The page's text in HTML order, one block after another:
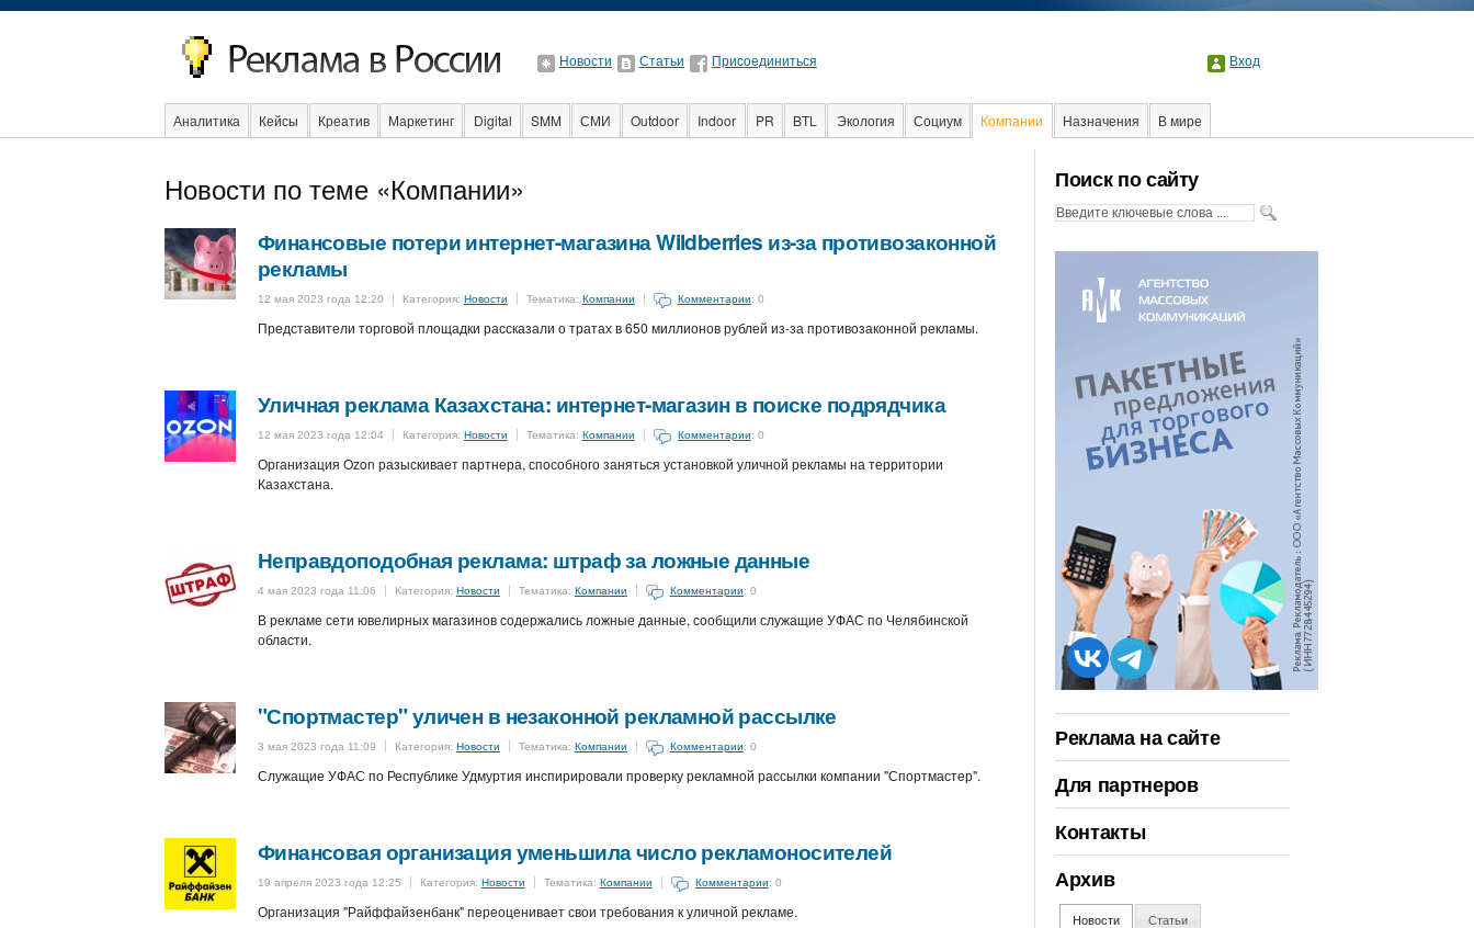
Новости Статьи Присоединиться Вход
Аналитика Кейсы Креатив Маркетинг Digital SMM СМИ Outdoor Indoor PR BTL Экология Социум Компании Назначения
В мире
Социальная реклама
Стартапы Факты Event Интервью Поиск по сайту
Реклама на сайте
Для партнеров
Контакты
Архив
Новости Статьи
Новости по теме «Компании»
Финансовые потери интернет-магазина Wildberries из-за противозаконной
рекламы
12 мая 2023 года 12:20 Категория: Новости Тематика: Компании Комментарии: 0
Представители торговой площадки рассказали о тратах в 650 миллионов рублей из-за противозаконной рекламы.
Уличная реклама Казахстана: интернет-магазин в поиске подрядчика
12 мая 2023 года 12:04 Категория: Новости Тематика: Компании Комментарии: 0
Организация Ozon разыскивает партнера, способного заняться установкой уличной рекламы на территории
Казахстана.
Неправдоподобная реклама: штраф за ложные данные
4 мая 2023 года 11:06 Категория: Новости Тематика: Компании Комментарии: 0
В рекламе сети ювелирных магазинов содержались ложные данные, сообщили служащие УФАС по Челябинской
области.
"Спортмастер" уличен в незаконной рекламной рассылке
3 мая 2023 года 11:09 Категория: Новости Тематика: Компании Комментарии: 0
Служащие УФАС по Республике Удмуртия инспирировали проверку рекламной рассылки компании "Спортмастер".
Финансовая организация уменьшила число рекламоносителей
19 апреля 2023 года 12:25 Категория: Новости Тематика: Компании Комментарии: 0
Организация "Райффайзенбанк" переоценивает свои требования к уличной рекламе.